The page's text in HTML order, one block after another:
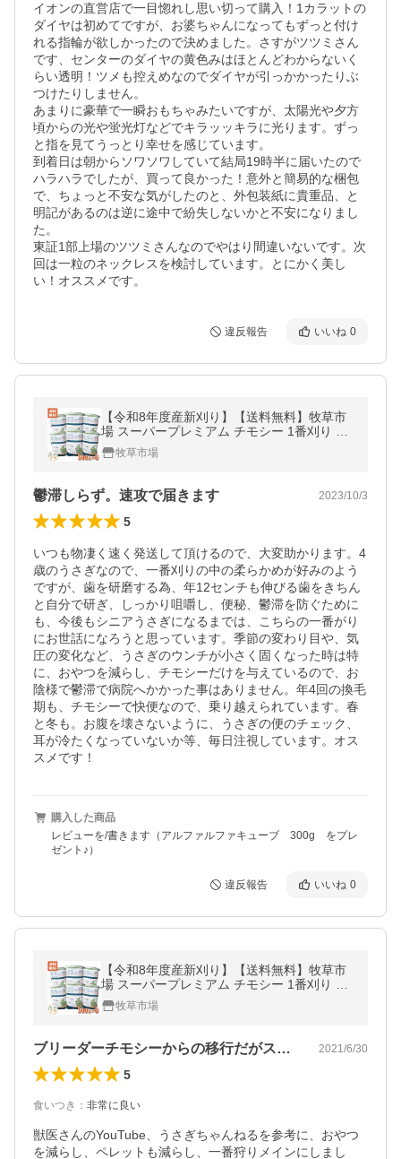
イオンの直営店で一目惚れし思い切って購入！1カラットの
ダイヤは初めてですが、お婆ちゃんになってもずっと付け
れる指輪が欲しかったので決めました。さすがツツミさん
です、センターのダイヤの黄色みはほとんどわからないく
らい透明！ツメも控えめなのでダイヤが引っかかったりぶ
つけたりしません。
あまりに豪華で一瞬おもちゃみたいですが、太陽光や夕方
頃からの光や蛍光灯などでキラッッキラに光ります。ずっ
と指を見てうっとり幸せを感じています。
到着日は朝からソワソワしていて結局19時半に届いたので
ハラハラでしたが、買って良かった！意外と簡易的な梱包
で、ちょっと不安な気がしたのと、外包装紙に貴重品、と
明記があるのは逆に途中で紛失しないかと不安になりまし
た。
東証1部上場のツツミさんなのでやはり間違いないです。次
回は一粒のネックレスを検討しています。とにかく美し
い！オススメです。
違反報告 いいね 0
【令和8年度産新刈り】【送料無料】牧草市
場 スーパープレミアム チモシー 1番刈り 牧
草 3kg (500g×6パック)
牧草市場
鬱滞しらず。速攻で届きます 2023/10/3
5
いつも物凄く速く発送して頂けるので、大変助かります。4
歳のうさぎなので、一番刈りの中の柔らかめが好みのよう
ですが、歯を研磨する為、年12センチも伸びる歯をきちん
と自分で研ぎ、しっかり咀嚼し、便秘、鬱滞を防ぐために
も、今後もシニアうさぎになるまでは、こちらの一番がり
にお世話になろうと思っています。季節の変わり目や、気
圧の変化など、うさぎのウンチが小さく固くなった時は特
に、おやつを減らし、チモシーだけを与えているので、お
陰様で鬱滞で病院へかかった事はありません。年4回の換毛
期も、チモシーで快便なので、乗り越えられています。春
と冬も。お腹を壊さないように、うさぎの便のチェック、
耳が冷たくなっていないか等、毎日注視しています。オス
スメです！
購入した商品
レビューを/書きます（アルファルファキューブ 300g をプレ
ゼント♪）
違反報告 いいね 0
【令和8年度産新刈り】【送料無料】牧草市
場 スーパープレミアム チモシー 1番刈り 牧
草 3kg (500g×6パック)
牧草市場
ブリーダーチモシーからの移行だがスムーズ 2021/6/30
5
食いつき ： 非常に良い
獣医さんのYouTube、うさぎちゃんねるを参考に、おやつ
を減らし、ペレットも減らし、一番狩りメインにしまし